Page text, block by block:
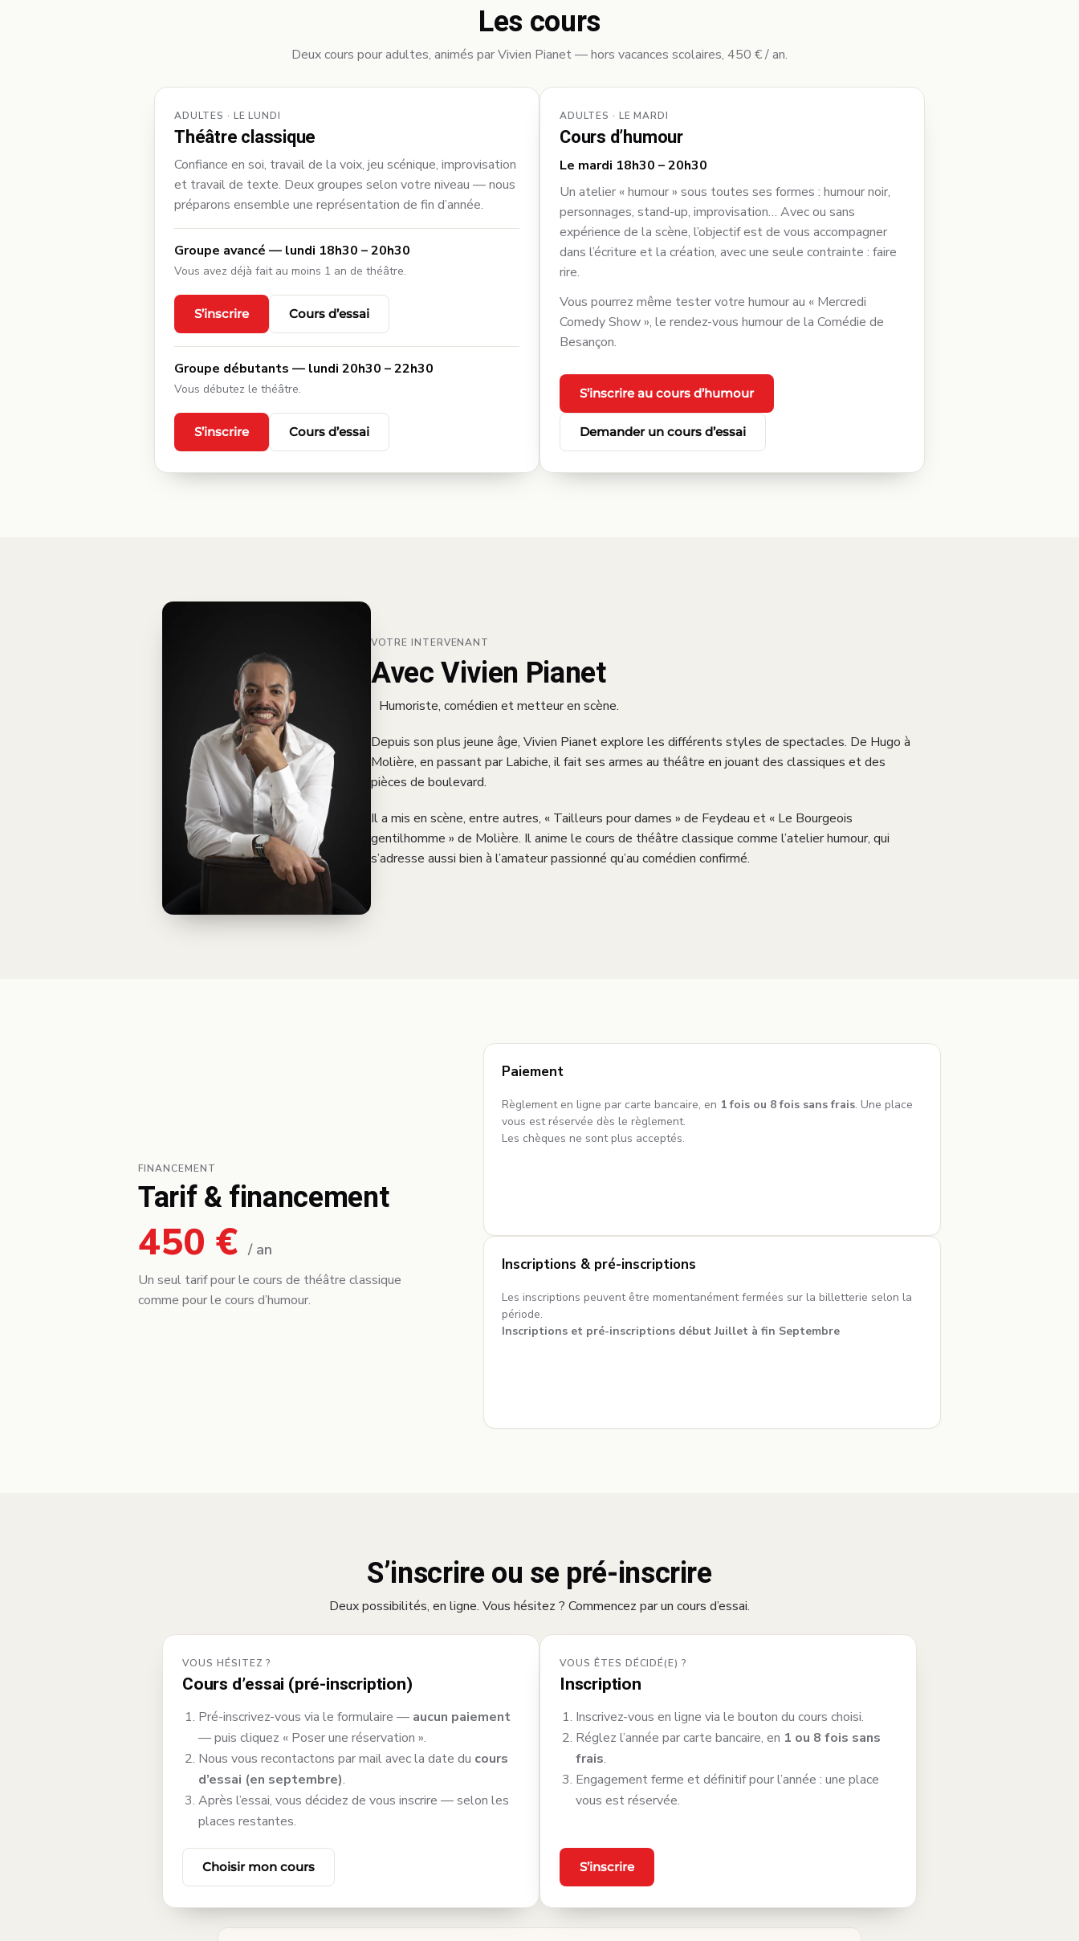
Les cours
Deux cours pour adultes, animés par Vivien Pianet — hors vacances scolaires, 450 € / an.
ADULTES · LE LUNDI
Théâtre classique
Confiance en soi, travail de la voix, jeu scénique, improvisation
et travail de texte. Deux groupes selon votre niveau — nous
préparons ensemble une représentation de fin d’année.
Groupe avancé — lundi 18h30 – 20h30
Vous avez déjà fait au moins 1 an de théâtre.
S’inscrire Cours d’essai
Groupe débutants — lundi 20h30 – 22h30
Vous débutez le théâtre.
S’inscrire Cours d’essai
ADULTES · LE MARDI
Cours d’humour
Le mardi 18h30 – 20h30
Un atelier « humour » sous toutes ses formes : humour noir,
personnages, stand-up, improvisation… Avec ou sans
expérience de la scène, l’objectif est de vous accompagner
dans l’écriture et la création, avec une seule contrainte : faire
rire.
Vous pourrez même tester votre humour au « Mercredi
Comedy Show », le rendez-vous humour de la Comédie de
Besançon.
S’inscrire au cours d’humour
Demander un cours d’essai
VOTRE INTERVENANT
Avec Vivien Pianet
Humoriste, comédien et metteur en scène.
Depuis son plus jeune âge, Vivien Pianet explore les différents styles de spectacles. De Hugo à
Molière, en passant par Labiche, il fait ses armes au théâtre en jouant des classiques et des
pièces de boulevard.
Il a mis en scène, entre autres, « Tailleurs pour dames » de Feydeau et « Le Bourgeois
gentilhomme » de Molière. Il anime le cours de théâtre classique comme l’atelier humour, qui
s’adresse aussi bien à l’amateur passionné qu’au comédien confirmé.
FINANCEMENT
Tarif & financement
450 €/ an
Un seul tarif pour le cours de théâtre classique
comme pour le cours d’humour.
Paiement
Règlement en ligne par carte bancaire, en 1 fois ou 8 fois sans frais. Une place
vous est réservée dès le règlement.
Les chèques ne sont plus acceptés.
Inscriptions & pré-inscriptions
Les inscriptions peuvent être momentanément fermées sur la billetterie selon la
période.
Inscriptions et pré-inscriptions début Juillet à fin Septembre
S’inscrire ou se pré-inscrire
Deux possibilités, en ligne. Vous hésitez ? Commencez par un cours d’essai.
VOUS HÉSITEZ ?
Cours d’essai (pré-inscription)
Pré-inscrivez-vous via le formulaire — aucun paiement
— puis cliquez « Poser une réservation ».
Nous vous recontactons par mail avec la date du cours
d’essai (en septembre).
Après l’essai, vous décidez de vous inscrire — selon les
places restantes.
Choisir mon cours
VOUS ÊTES DÉCIDÉ(E) ?
Inscription
Inscrivez-vous en ligne via le bouton du cours choisi.
Réglez l’année par carte bancaire, en 1 ou 8 fois sans
frais.
Engagement ferme et définitif pour l’année : une place
vous est réservée.
S’inscrire